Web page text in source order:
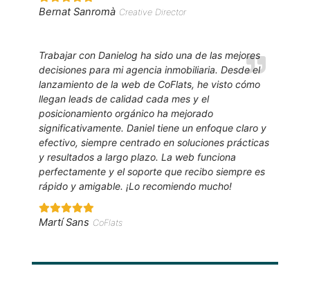
Bernat Sanromà Creative Director
Trabajar con Danielog ha sido una de las mejores
decisiones para mi agencia inmobiliaria. Desde el
lanzamiento de la web de CoFlats, he visto cómo
llegan leads de calidad cada mes y el
posicionamiento orgánico ha mejorado
significativamente. Daniel tiene un enfoque claro y
efectivo, siempre centrado en soluciones prácticas
y resultados a largo plazo. La web funciona
perfectamente y el soporte que recibo siempre es
rápido y amigable. ¡Lo recomiendo mucho!
Martí Sans CoFlats